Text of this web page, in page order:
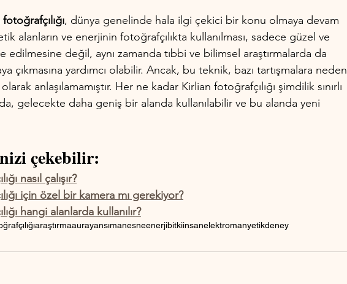
, dünya genelinde hala ilgi çekici bir konu olmaya devam
alanların ve enerjinin fotoğrafçılıkta kullanılması, sadece güzel ve
edilmesine değil, aynı zamanda tıbbi ve bilimsel araştırmalarda da
çıkmasına yardımcı olabilir. Ancak, bu teknik, bazı tartışmalara neden
anlaşılamamıştır. Her ne kadar Kirlian fotoğrafçılığı şimdilik sınırlı
gelecekte daha geniş bir alanda kullanılabilir ve bu alanda yeni
çekebilir:
nasıl çalışır?
için özel bir kamera mı gerekiyor?
hangi alanlarda kullanılır?
araştırmaaurayansımanesneenerjibitkiinsanelektromanyetikdeney